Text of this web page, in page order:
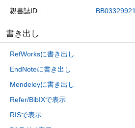
親書誌ID BB03329921
書き出し
RefWorksに書き出し
EndNoteに書き出し
Mendeleyに書き出し
Refer/BibIXで表示
RISで表示